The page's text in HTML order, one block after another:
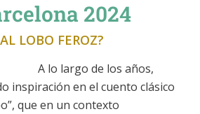
2024
LOBO FEROZ?
A lo largo de los años,
inspiración en el cuento clásico
que en un contexto